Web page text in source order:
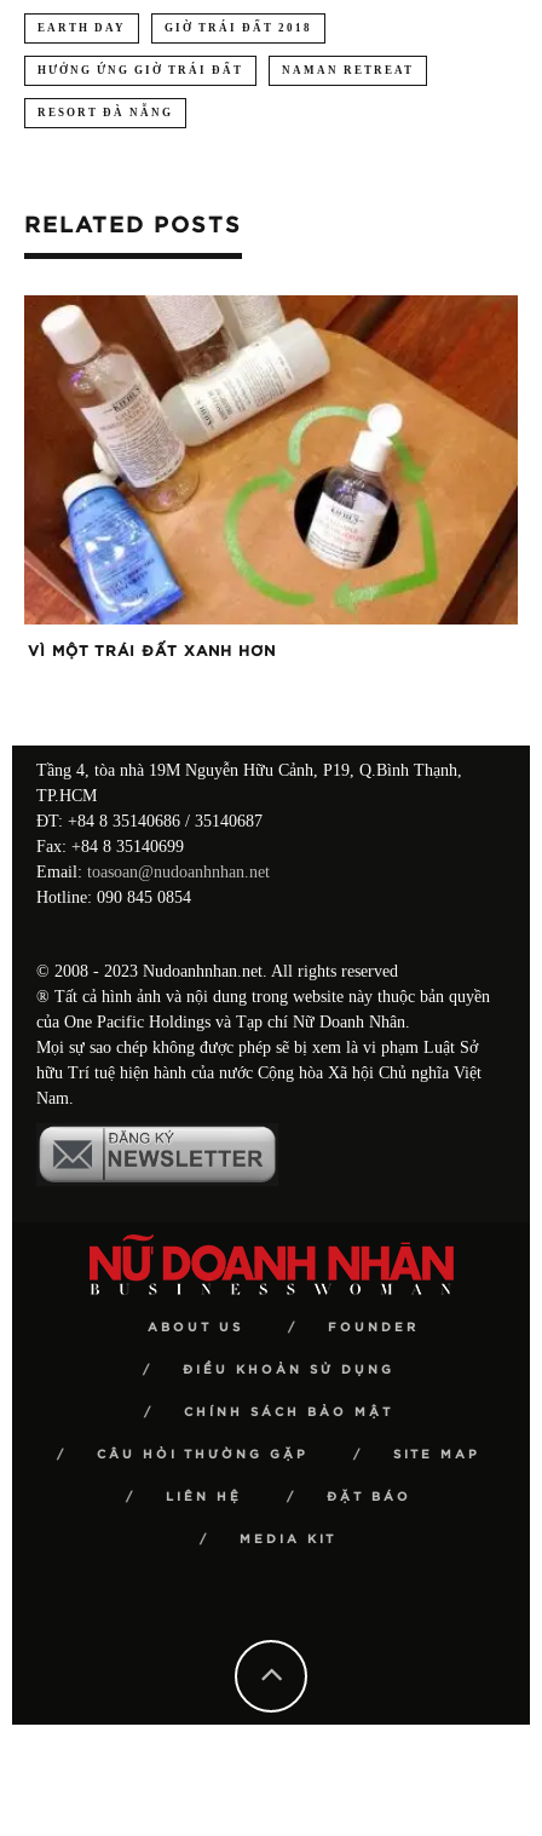
EARTH DAY GIỜ TRÁI ĐẤT 2018
HƯỞNG ỨNG GIỜ TRÁI ĐẤT NAMAN RETREAT
RESORT ĐÀ NẴNG
RELATED POSTS
VÌ MỘT TRÁI ĐẤT XANH HƠN
Tầng 4, tòa nhà 19M Nguyễn Hữu Cảnh, P19, Q.Bình Thạnh,
TP.HCM
ĐT: +84 8 35140686 / 35140687
Fax: +84 8 35140699
Email: toasoan@nudoanhnhan.net
Hotline: 090 845 0854
© 2008 - 2023 Nudoanhnhan.net. All rights reserved
® Tất cả hình ảnh và nội dung trong website này thuộc bản quyền
của One Pacific Holdings và Tạp chí Nữ Doanh Nhân.
Mọi sự sao chép không được phép sẽ bị xem là vi phạm Luật Sở
hữu Trí tuệ hiện hành của nước Cộng hòa Xã hội Chủ nghĩa Việt
Nam.
ABOUT US FOUNDER
ĐIỀU KHOẢN SỬ DỤNG
CHÍNH SÁCH BẢO MẬT
CÂU HỎI THƯỜNG GẶP SITE MAP
LIÊN HỆ ĐẶT BÁO
MEDIA KIT